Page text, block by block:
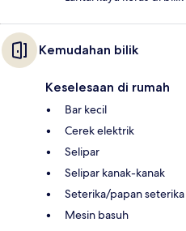
Kemudahan bilik
Keselesaan di rumah
Bar kecil
Cerek elektrik
Selipar
Selipar kanak-kanak
Seterika/papan seterika
Mesin basuh